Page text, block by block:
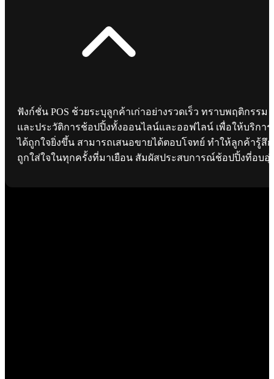
ฟังก์ชั่น POS ช้วยระบุลูกค้าเก่าอย่างรวดเร็ว ทราบพฤติกรรม
และประวัติการช้อปปิ้งทั้งออนไลน์และออฟไลน์ เพื่อให้บริการ
ได้ถูกใจยิ่งขึ้น สามารถเสนอขายได้ตอบโจทย์ ทำให้ลูกค้ารู้สึก
ถูกใส่ใจในทุกครั้งที่มาเยือน สัมผัสประสบการณ์ช้อปปิ้งที่อบอุ่